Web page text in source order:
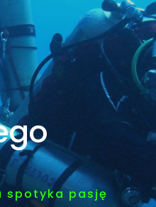
spotyka pasję